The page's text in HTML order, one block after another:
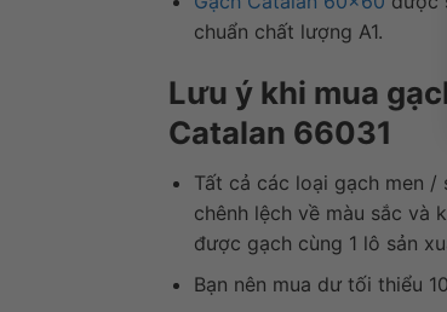
chuẩn chất lượng A1.
Lưu ý khi mua
Catalan 66031
Tất cả các loại gạch men
chênh lệch về màu sắc và
được gạch cùng 1 lô sản
Bạn nên mua dư tối thiểu